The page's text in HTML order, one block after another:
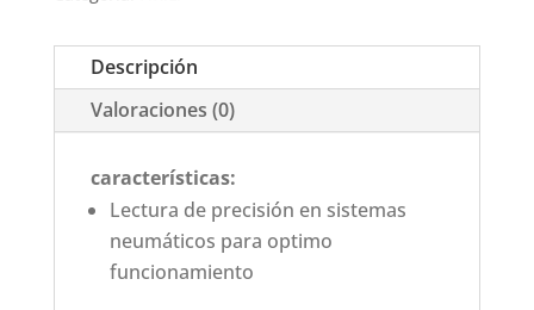
Descripción
Valoraciones (0)
características:
Lectura de precisión en sistemas
neumáticos para optimo
funcionamiento